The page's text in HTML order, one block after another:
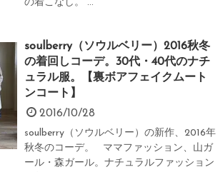
の着こなし。 ...
soulberry（ソウルベリー）2016秋冬
の着回しコーデ。30代・40代のナチ
ュラル服。【裏ボアフェイクムート
ンコート】
2016/10/28
soulberry（ソウルベリー）の新作、2016年
秋冬のコーデ。 ママファッション、山ガ
ール・森ガール。ナチュラルファッション